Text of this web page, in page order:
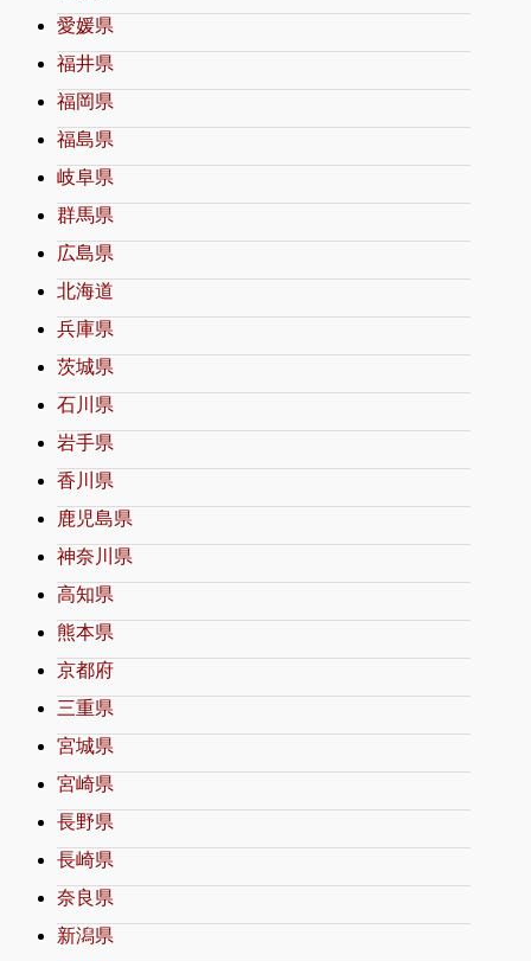
愛媛県
福井県
福岡県
福島県
岐阜県
群馬県
広島県
北海道
兵庫県
茨城県
石川県
岩手県
香川県
鹿児島県
神奈川県
高知県
熊本県
京都府
三重県
宮城県
宮崎県
長野県
長崎県
奈良県
新潟県